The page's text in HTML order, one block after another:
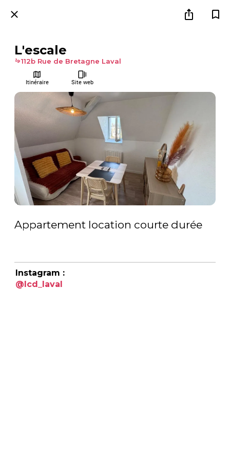
L'escale
112b Rue de Bretagne Laval
Itinéraire Site web
Appartement location courte durée
Instagram :
@lcd_laval